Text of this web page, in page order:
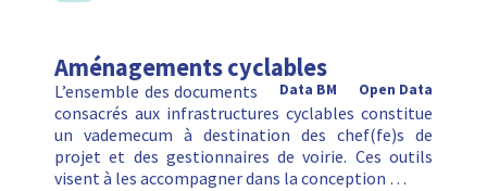
Aménagements cyclables
Open Data
Data BM
L’ensemble des documents
consacrés aux infrastructures cyclables constitue
un vademecum à destination des chef(fe)s de
projet et des gestionnaires de voirie. Ces outils
visent à les accompagner dans la conception …